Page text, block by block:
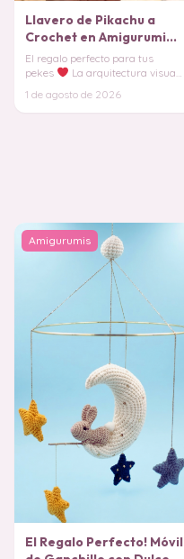
Llavero de Pikachu a
Crochet en Amigurumi
Fácil (Patrón Gratis)
El regalo perfecto para tus
pekes
La arquitectura visual
amigurumi de
1 de agosto de 2026
Amigurumis
El Regalo Perfecto! Móvil